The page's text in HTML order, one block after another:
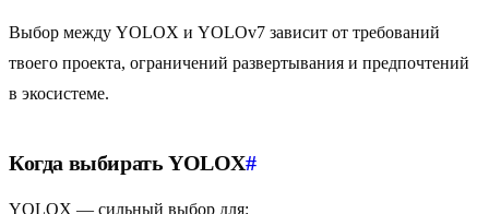
Выбор между YOLOX и YOLOv7 зависит от требований
твоего проекта, ограничений развертывания и предпочтений
в экосистеме.
Когда выбирать YOLOX#
YOLOX — сильный выбор для: